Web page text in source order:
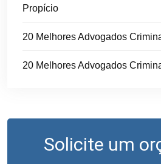
Propício
20 Melhores Advogados
20 Melhores Advogados
Solicite um